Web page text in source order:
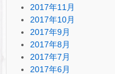
2017年11月
2017年10月
2017年9月
2017年8月
2017年7月
2017年6月